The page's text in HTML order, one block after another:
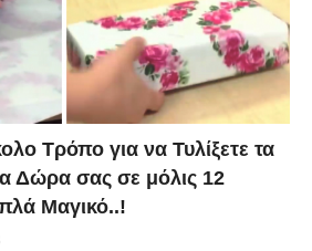
Τρόπο για να Τυλίξετε τα
Δώρα σας σε μόλις 12
Μαγικό..!